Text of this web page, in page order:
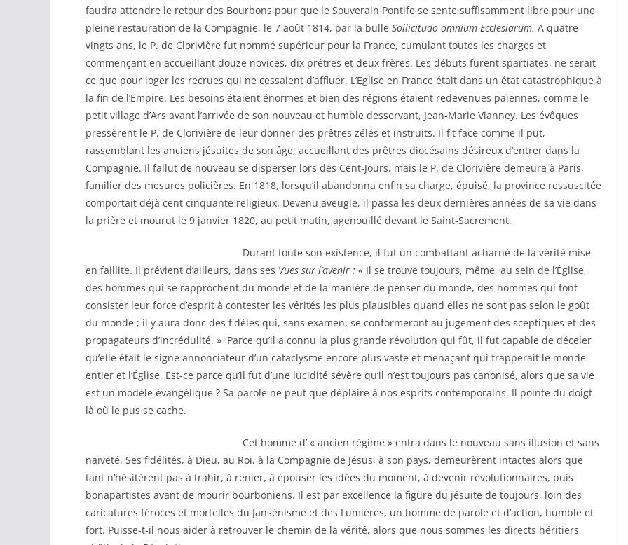
faudra attendre le retour des Bourbons pour que le Souverain Pontife se sente suffisamment libre pour une
pleine restauration de la Compagnie, le 7 août 1814, par la bulle Sollicitudo omnium Ecclesiarum. A quatre-
vingts ans, le P. de Clorivière fut nommé supérieur pour la France, cumulant toutes les charges et
commençant en accueillant douze novices, dix prêtres et deux frères. Les débuts furent spartiates, ne serait-
ce que pour loger les recrues qui ne cessaient d’affluer. L’Eglise en France était dans un état catastrophique à
la fin de l’Empire. Les besoins étaient énormes et bien des régions étaient redevenues païennes, comme le
petit village d’Ars avant l’arrivée de son nouveau et humble desservant, Jean-Marie Vianney. Les évêques
pressèrent le P. de Clorivière de leur donner des prêtres zélés et instruits. Il fit face comme il put,
rassemblant les anciens jésuites de son âge, accueillant des prêtres diocésains désireux d’entrer dans la
Compagnie. Il fallut de nouveau se disperser lors des Cent-Jours, mais le P. de Clorivière demeura à Paris,
familier des mesures policières. En 1818, lorsqu’il abandonna enfin sa charge, épuisé, la province ressuscitée
comportait déjà cent cinquante religieux. Devenu aveugle, il passa les deux dernières années de sa vie dans
la prière et mourut le 9 janvier 1820, au petit matin, agenouillé devant le Saint-Sacrement.
Durant toute son existence, il fut un combattant acharné de la vérité mise
en faillite. Il prévient d’ailleurs, dans ses Vues sur l’avenir : « Il se trouve toujours, même au sein de l’Église,
des hommes qui se rapprochent du monde et de la manière de penser du monde, des hommes qui font
consister leur force d’esprit à contester les vérités les plus plausibles quand elles ne sont pas selon le goût
du monde ; il y aura donc des fidèles qui, sans examen, se conformeront au jugement des sceptiques et des
propagateurs d’incrédulité. » Parce qu’il a connu la plus grande révolution qui fût, il fut capable de déceler
qu’elle était le signe annonciateur d’un cataclysme encore plus vaste et menaçant qui frapperait le monde
entier et l’Église. Est-ce parce qu’il fut d’une lucidité sévère qu’il n’est toujours pas canonisé, alors que sa vie
est un modèle évangélique ? Sa parole ne peut que déplaire à nos esprits contemporains. Il pointe du doigt
là où le pus se cache.
Cet homme d’ « ancien régime » entra dans le nouveau sans illusion et sans
naïveté. Ses fidélités, à Dieu, au Roi, à la Compagnie de Jésus, à son pays, demeurèrent intactes alors que
tant n’hésitèrent pas à trahir, à renier, à épouser les idées du moment, à devenir révolutionnaires, puis
bonapartistes avant de mourir bourboniens. Il est par excellence la figure du jésuite de toujours, loin des
caricatures féroces et mortelles du Jansénisme et des Lumières, un homme de parole et d’action, humble et
fort. Puisse-t-il nous aider à retrouver le chemin de la vérité, alors que nous sommes les directs héritiers